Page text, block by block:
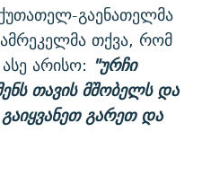
გაენათელმა
თქვა, რომ
არისო: "ურჩი
თავის მშობელს და
გარეთ და